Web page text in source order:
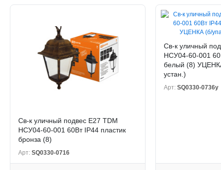
Св-к уличный подвес Е27 TDM
НСУ04-60-001 60Вт IP44 пластик
бронза (8)
Арт: SQ0330-0716
Св-к уличный
НСУ04-60-001
белый (8)
устан.)
Арт: SQ0330-0736у